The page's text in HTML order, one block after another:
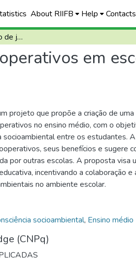
About RIIFB Help Contacts
Cartilha para aplicação de jogos cooperativos em escolas do ensino médio
em
projeto que propõe a criação de uma
no ensino médio, com o
socioambiental entre os estudantes.
seus benefícios e sugere
por outras escolas. A proposta visa
incentivando a colaboração e
no ambiente escolar.
socioambiental, Ensino médio
(CNPq)